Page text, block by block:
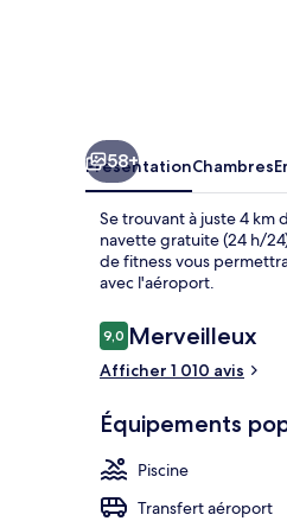
58+
PrésentationChambres
Se trouvant à juste 4 km
navette gratuite (24 h/
de fitness vous
avec l'aéroport.
Avis
voyageurs
9,09,0 sur 10
Merveilleux
Afficher 1 010 avis
Équipements
Piscine
Transfert aéroport